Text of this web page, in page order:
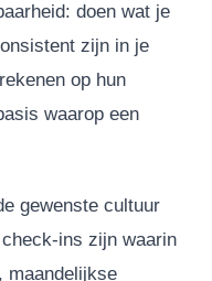
doen wat je
zijn in je
op hun
waarop een
gewenste cultuur
ins zijn waarin
maandelijkse